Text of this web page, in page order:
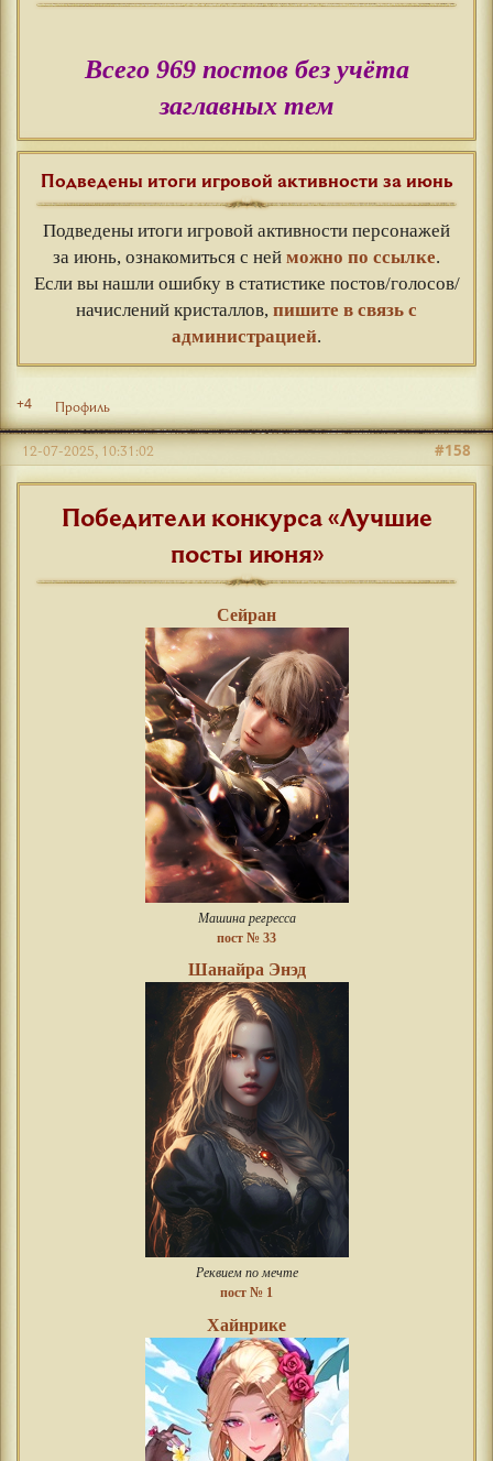
Всего 969 постов без учёта
заглавных тем
Подведены итоги игровой активности за июнь
Подведены итоги игровой активности персонажей
за июнь, ознакомиться с ней можно по ссылке.
Если вы нашли ошибку в статистике постов/голосов/
начислений кристаллов, пишите в связь с
администрацией.
+4 Профиль
#158
12-07-2025, 10:31:02
Победители конкурса «Лучшие
посты июня»
Сейран
Машина регресса
пост № 33
Шанайра Энэд
Реквием по мечте
пост № 1
Хайнрике